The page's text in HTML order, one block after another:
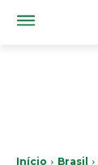
Início Brasil